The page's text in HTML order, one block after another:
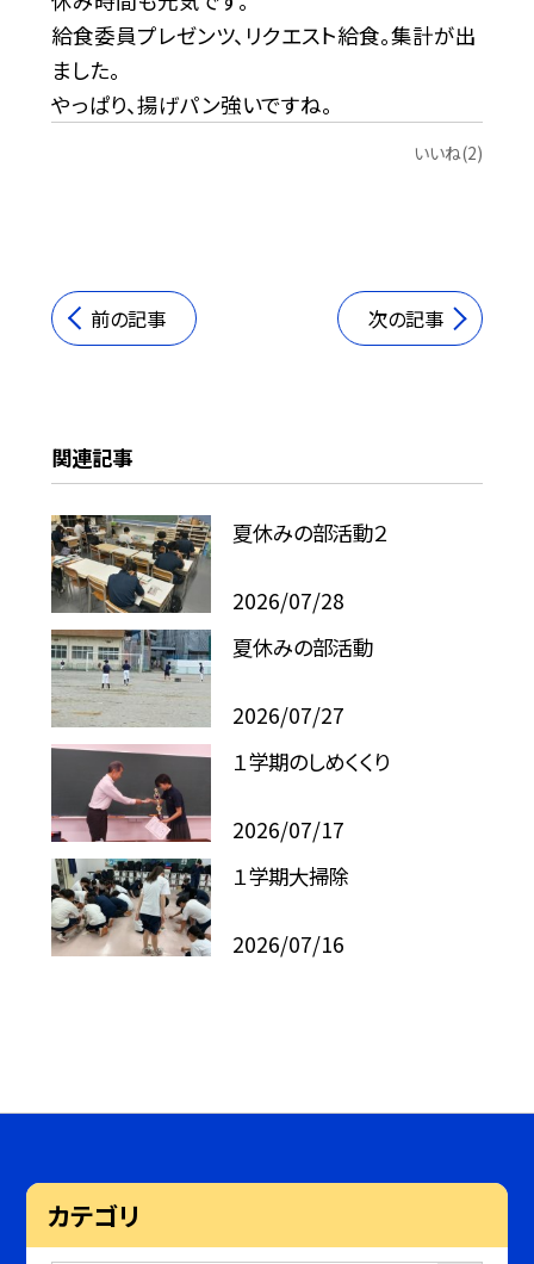
給食委員プレゼンツ、リクエスト給食。集計が出
ました。
やっぱり、揚げパン強いですね。
いいね(2)
前の記事 次の記事
関連記事
夏休みの部活動２
2026/07/28
夏休みの部活動
2026/07/27
１学期のしめくくり
2026/07/17
１学期大掃除
2026/07/16
カテゴリ